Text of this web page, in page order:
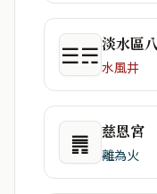
☰☴淡水區
水風井
䷠ 慈恩宮
離為火